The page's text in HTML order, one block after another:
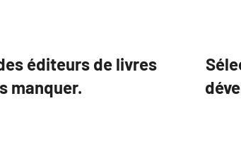
éditeurs de livres
manquer.